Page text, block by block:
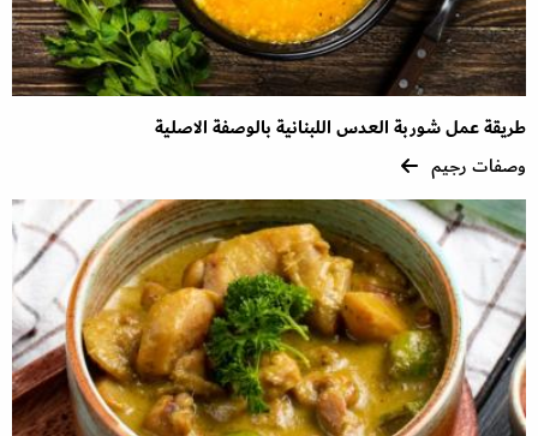
طريقة عمل شوربة العدس اللبنانية بالوصفة الاصلية
وصفات رجيم